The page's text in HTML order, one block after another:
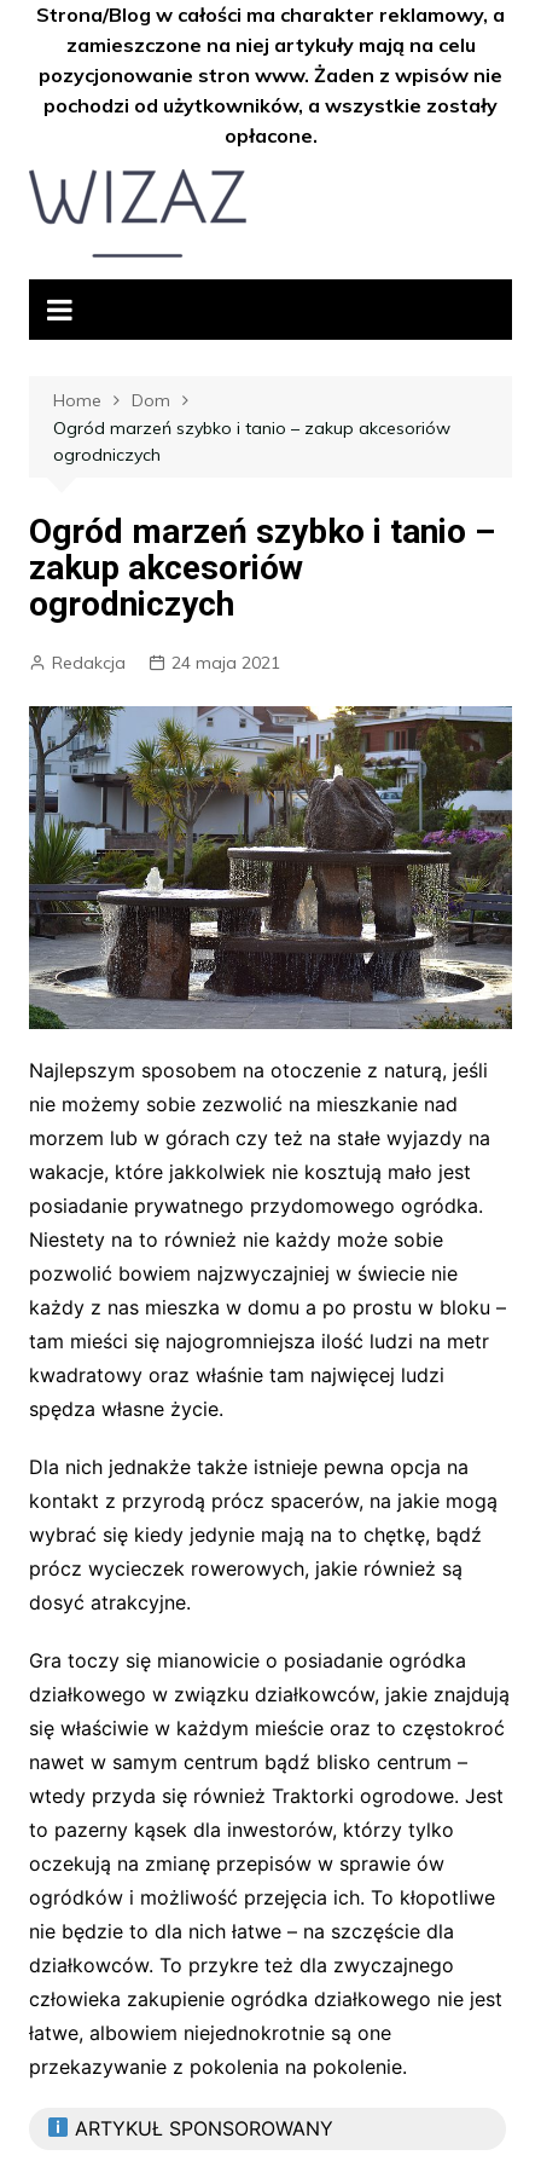
Strona/Blog w całości ma charakter reklamowy, a
zamieszczone na niej artykuły mają na celu
pozycjonowanie stron www. Żaden z wpisów nie
pochodzi od użytkowników, a wszystkie zostały
opłacone.
Skip
content
Home
Dom
Ogród marzeń szybko i tanio – zakup akcesoriów
ogrodniczych
Ogród marzeń szybko i tanio –
zakup akcesoriów
ogrodniczych
Redakcja 24 maja 2021
Najlepszym sposobem na otoczenie z naturą, jeśli
nie możemy sobie zezwolić na mieszkanie nad
morzem lub w górach czy też na stałe wyjazdy na
wakacje, które jakkolwiek nie kosztują mało jest
posiadanie prywatnego przydomowego ogródka.
Niestety na to również nie każdy może sobie
pozwolić bowiem najzwyczajniej w świecie nie
każdy z nas mieszka w domu a po prostu w bloku –
tam mieści się najogromniejsza ilość ludzi na metr
kwadratowy oraz właśnie tam najwięcej ludzi
spędza własne życie.
Dla nich jednakże także istnieje pewna opcja na
kontakt z przyrodą prócz spacerów, na jakie mogą
wybrać się kiedy jedynie mają na to chętkę, bądź
prócz wycieczek rowerowych, jakie również są
dosyć atrakcyjne.
Gra toczy się mianowicie o posiadanie ogródka
działkowego w związku działkowców, jakie znajdują
się właściwie w każdym mieście oraz to częstokroć
nawet w samym centrum bądź blisko centrum –
wtedy przyda się również Traktorki ogrodowe. Jest
to pazerny kąsek dla inwestorów, którzy tylko
oczekują na zmianę przepisów w sprawie ów
ogródków i możliwość przejęcia ich. To kłopotliwe
nie będzie to dla nich łatwe – na szczęście dla
działkowców. To przykre też dla zwyczajnego
człowieka zakupienie ogródka działkowego nie jest
łatwe, albowiem niejednokrotnie są one
przekazywanie z pokolenia na pokolenie.
ARTYKUŁ SPONSOROWANY